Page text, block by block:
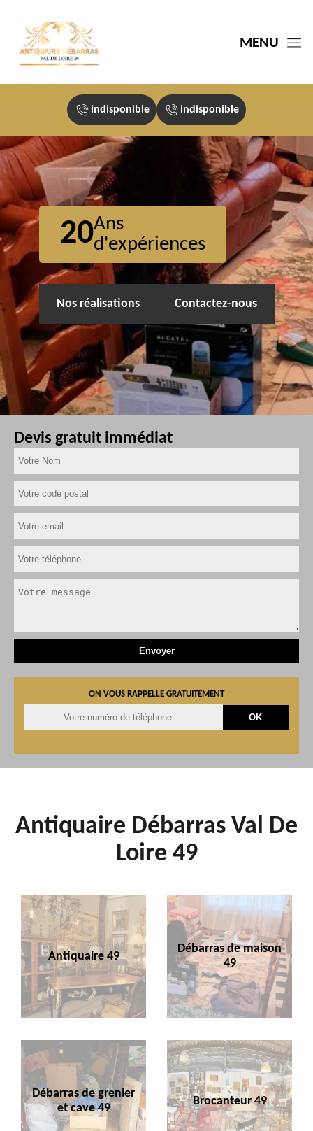
MENU
indisponible indisponible
20Ans
d'expériences
Nos réalisations Contactez-nous
Devis gratuit immédiat
ON VOUS RAPPELLE GRATUITEMENT
Antiquaire Débarras Val De
Loire 49
Antiquaire 49
Débarras de maison
49
Débarras de grenier
et cave 49
Brocanteur 49